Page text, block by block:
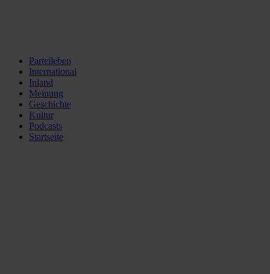
Parteileben
International
Inland
Meinung
Geschichte
Kultur
Podcasts
Startseite